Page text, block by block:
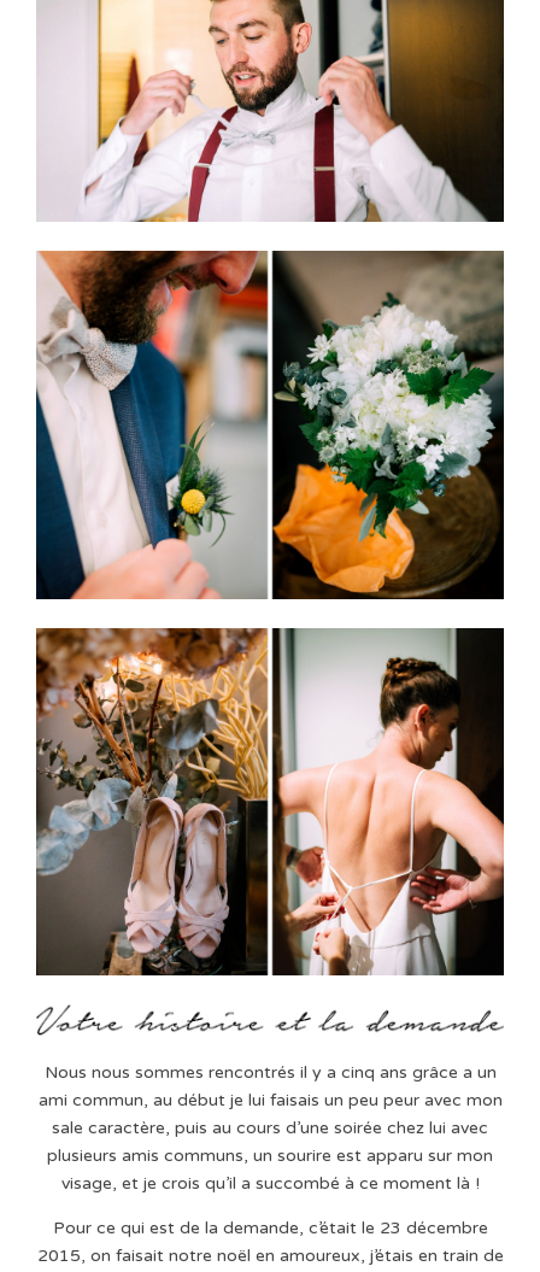
Nous nous sommes rencontrés il y a cinq ans grâce a un
ami commun, au début je lui faisais un peu peur avec mon
sale caractère, puis au cours d’une soirée chez lui avec
plusieurs amis communs, un sourire est apparu sur mon
visage, et je crois qu’il a succombé à ce moment là !
Pour ce qui est de la demande, c’était le 23 décembre
2015, on faisait notre noël en amoureux, j’étais en train de